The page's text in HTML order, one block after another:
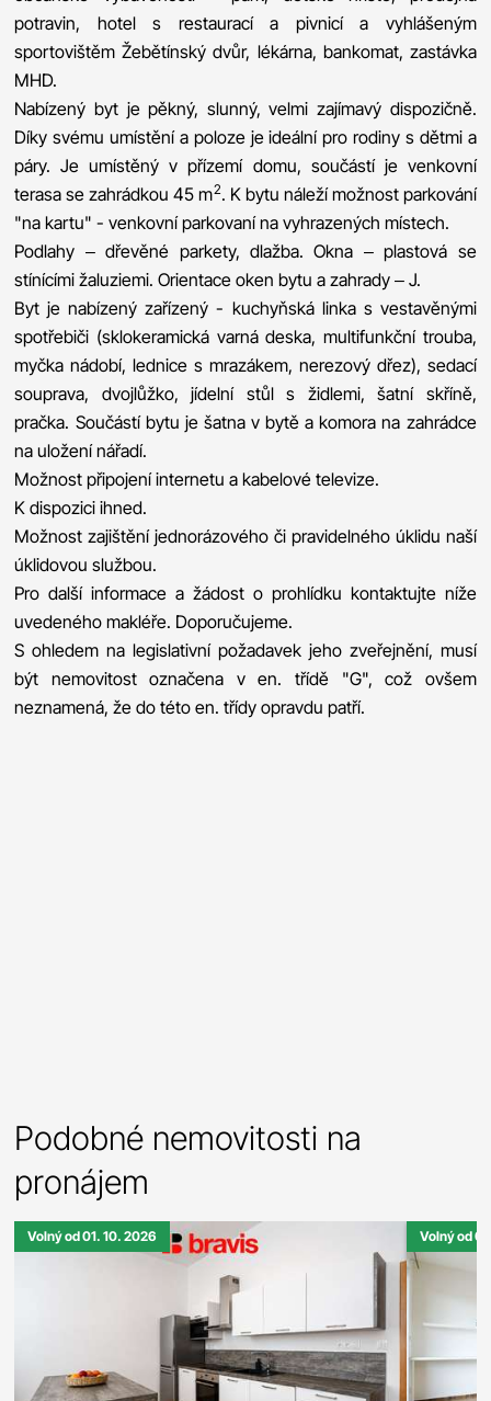
potravin, hotel s restaurací a pivnicí a vyhlášeným
sportovištěm Žebětínský dvůr, lékárna, bankomat, zastávka
MHD.
Nabízený byt je pěkný, slunný, velmi zajímavý dispozičně.
Díky svému umístění a poloze je ideální pro rodiny s dětmi a
páry. Je umístěný v přízemí domu, součástí je venkovní
terasa se zahrádkou 45 m2. K bytu náleží možnost parkování
"na kartu" - venkovní parkovaní na vyhrazených místech.
Podlahy – dřevěné parkety, dlažba. Okna – plastová se
stínícími žaluziemi. Orientace oken bytu a zahrady – J.
Byt je nabízený zařízený - kuchyňská linka s vestavěnými
spotřebiči (sklokeramická varná deska, multifunkční trouba,
myčka nádobí, lednice s mrazákem, nerezový dřez), sedací
souprava, dvojlůžko, jídelní stůl s židlemi, šatní skříně,
pračka. Součástí bytu je šatna v bytě a komora na zahrádce
na uložení nářadí.
Možnost připojení internetu a kabelové televize.
K dispozici ihned.
Možnost zajištění jednorázového či pravidelného úklidu naší
úklidovou službou.
Pro další informace a žádost o prohlídku kontaktujte níže
uvedeného makléře. Doporučujeme.
S ohledem na legislativní požadavek jeho zveřejnění, musí
být nemovitost označena v en. třídě "G", což ovšem
neznamená, že do této en. třídy opravdu patří.
Podobné nemovitosti na
pronájem
Volný od 01. 10. 2026 Volný od